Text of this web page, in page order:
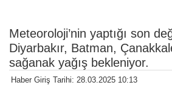
Meteoroloji’nin yaptığı son
Diyarbakır, Batman,
sağanak yağış bekleniyor.
Haber Giriş Tarihi: 28.03.2025 10:13